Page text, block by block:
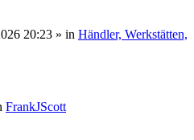
20:23 » in Händler, Werkstätten,
FrankJScott